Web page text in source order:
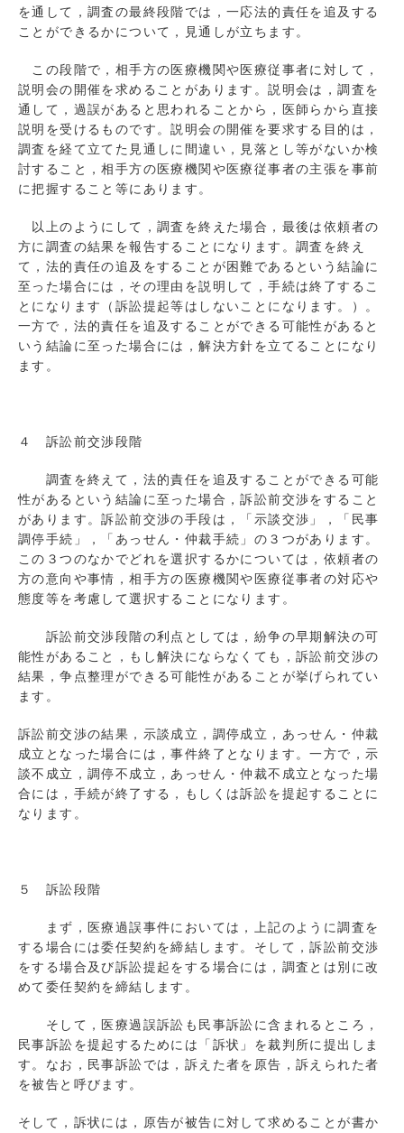
を通して，調査の最終段階では，一応法的責任を追及する
ことができるかについて，見通しが立ちます。
この段階で，相手方の医療機関や医療従事者に対して，
説明会の開催を求めることがあります。説明会は，調査を
通して，過誤があると思われることから，医師らから直接
説明を受けるものです。説明会の開催を要求する目的は，
調査を経て立てた見通しに間違い，見落とし等がないか検
討すること，相手方の医療機関や医療従事者の主張を事前
に把握すること等にあります。
以上のようにして，調査を終えた場合，最後は依頼者の
方に調査の結果を報告することになります。調査を終え
て，法的責任の追及をすることが困難であるという結論に
至った場合には，その理由を説明して，手続は終了するこ
とになります（訴訟提起等はしないことになります。）。
一方で，法的責任を追及することができる可能性があると
いう結論に至った場合には，解決方針を立てることになり
ます。
４ 訴訟前交渉段階
調査を終えて，法的責任を追及することができる可能
性があるという結論に至った場合，訴訟前交渉をすること
があります。訴訟前交渉の手段は，「示談交渉」，「民事
調停手続」，「あっせん・仲裁手続」の３つがあります。
この３つのなかでどれを選択するかについては，依頼者の
方の意向や事情，相手方の医療機関や医療従事者の対応や
態度等を考慮して選択することになります。
訴訟前交渉段階の利点としては，紛争の早期解決の可
能性があること，もし解決にならなくても，訴訟前交渉の
結果，争点整理ができる可能性があることが挙げられてい
ます。
訴訟前交渉の結果，示談成立，調停成立，あっせん・仲裁
成立となった場合には，事件終了となります。一方で，示
談不成立，調停不成立，あっせん・仲裁不成立となった場
合には，手続が終了する，もしくは訴訟を提起することに
なります。
５ 訴訟段階
まず，医療過誤事件においては，上記のように調査を
する場合には委任契約を締結します。そして，訴訟前交渉
をする場合及び訴訟提起をする場合には，調査とは別に改
めて委任契約を締結します。
そして，医療過誤訴訟も民事訴訟に含まれるところ，
民事訴訟を提起するためには「訴状」を裁判所に提出しま
す。なお，民事訴訟では，訴えた者を原告，訴えられた者
を被告と呼びます。
そして，訴状には，原告が被告に対して求めることが書か